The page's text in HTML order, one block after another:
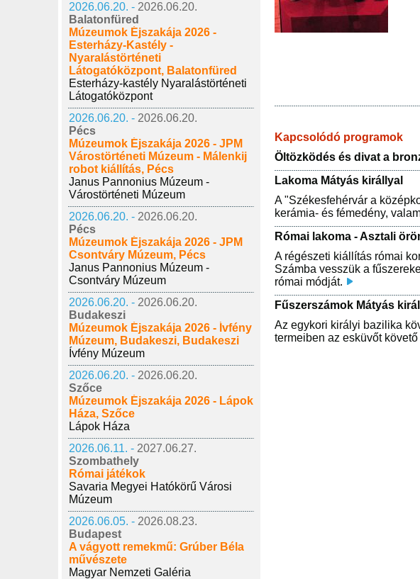
2026.06.20. - 2026.06.20.
Balatonfüred
Múzeumok Éjszakája 2026 -
Esterházy-Kastély -
Nyaralástörténeti
Látogatóközpont, Balatonfüred
Esterházy-kastély Nyaralástörténeti
Látogatóközpont
2026.06.20. - 2026.06.20.
Pécs
Múzeumok Éjszakája 2026 - JPM
Várostörténeti Múzeum - Málenkij
robot kiállítás, Pécs
Janus Pannonius Múzeum -
Várostörténeti Múzeum
2026.06.20. - 2026.06.20.
Pécs
Múzeumok Éjszakája 2026 - JPM
Csontváry Múzeum, Pécs
Janus Pannonius Múzeum -
Csontváry Múzeum
2026.06.20. - 2026.06.20.
Budakeszi
Múzeumok Éjszakája 2026 - Ívfény
Múzeum, Budakeszi, Budakeszi
Ívfény Múzeum
2026.06.20. - 2026.06.20.
Szőce
Múzeumok Éjszakája 2026 - Lápok
Háza, Szőce
Lápok Háza
2026.06.11. - 2027.06.27.
Szombathely
Római játékok
Savaria Megyei Hatókörű Városi
Múzeum
2026.06.05. - 2026.08.23.
Budapest
A vágyott remekmű: Grúber Béla
művészete
Magyar Nemzeti Galéria
Kapcsolódó programok
Öltözködés és divat a
Lakoma Mátyás királlyal
A "Székesfehérvár a
kerámia- és fémedény,
Római lakoma - Asztali
A régészeti kiállítás római
Számba vesszük a
római módját.
Fűszerszámok Mátyás
Az egykori királyi bazilika
termeiben az esküvőt